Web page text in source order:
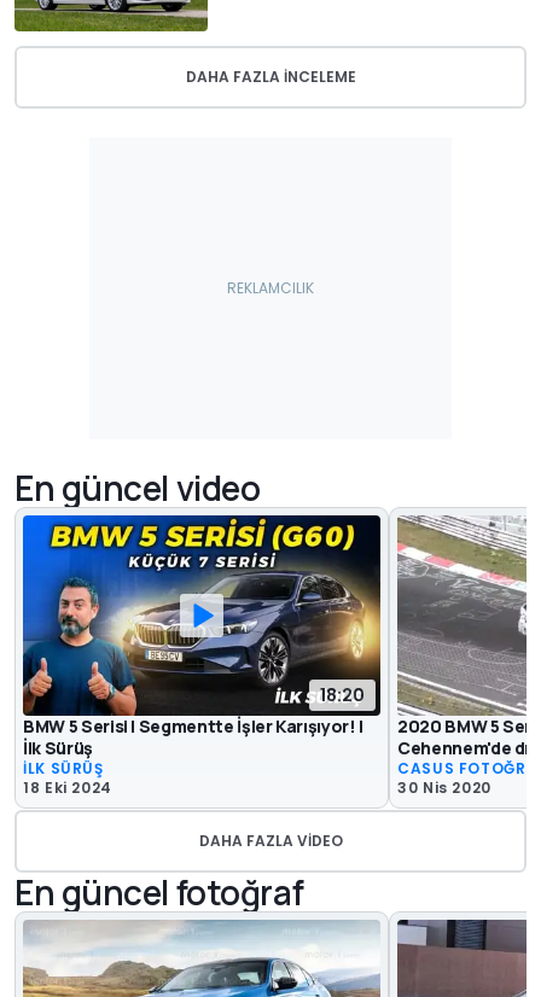
DAHA FAZLA INCELEME
En güncel video
18:20
BMW 5 Serisi | Segmentte İşler Karışıyor! |
İlk Sürüş
İLK SÜRÜŞ
18 Eki 2024
2020 BMW 5
Cehennem'de
CASUS
30 Nis 2020
DAHA FAZLA VIDEO
En güncel fotoğraf